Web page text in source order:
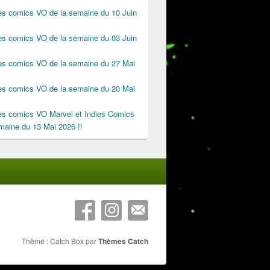
comics VO de la semaine du 10 Juin
comics VO de la semaine du 03 Juin
comics VO de la semaine du 27 Mai
comics VO de la semaine du 20 Mai
comics VO Marvel et Indies Comics
du 13 Mai 2026 !!
Thème : Catch Box parThèmes Catch